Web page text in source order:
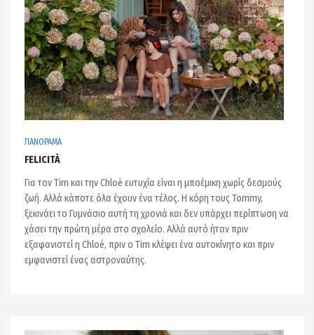
ΠΑΝΟΡΑΜΑ
FELICITÀ
Για τον Tim και την Chloé ευτυχία είναι η μποέμικη χωρίς δεσμούς
ζωή. Αλλά κάποτε όλα έχουν ένα τέλος. Η κόρη τους Tommy,
ξεκινάει το Γυμνάσιο αυτή τη χρονιά και δεν υπάρχει περίπτωση να
χάσει την πρώτη μέρα στο σχολείο. Αλλά αυτό ήταν πριν
εξαφανιστεί η Chloé, πριν ο Tim κλέψει ένα αυτοκίνητο και πριν
εμφανιστεί ένας αστροναύτης.